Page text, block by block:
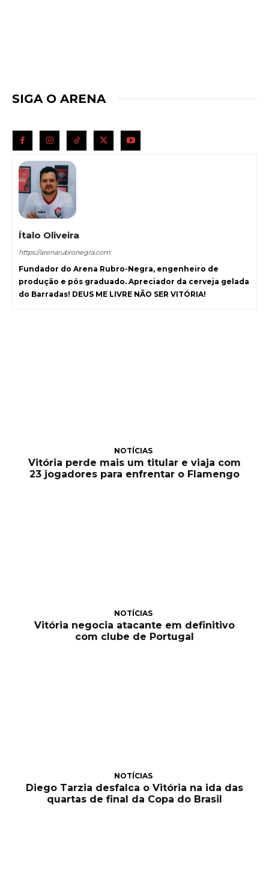
SIGA O ARENA
Ítalo Oliveira
https://arenarubronegra.com
Fundador do Arena Rubro-Negra, engenheiro de
produção e pós graduado. Apreciador da cerveja gelada
do Barradas! DEUS ME LIVRE NÃO SER VITÓRIA!
NOTÍCIAS
Vitória perde mais um titular e viaja com
23 jogadores para enfrentar o Flamengo
NOTÍCIAS
Vitória negocia atacante em definitivo
com clube de Portugal
NOTÍCIAS
Diego Tarzia desfalca o Vitória na ida das
quartas de final da Copa do Brasil